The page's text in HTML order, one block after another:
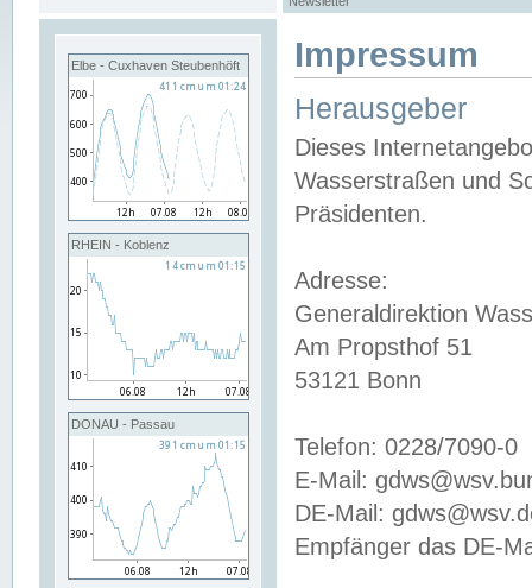
Elbe - Cuxhaven Steubenhöft
RHEIN - Koblenz
DONAU - Passau
Impressum
Herausgeber
Dieses
Wasserstraßen und
Präsidenten.
Adresse:
Generaldirektion
Am Propsthof 51
53121 Bonn
Telefon: 0228/7090-0
E-Mail:
DE-Mail:
Empfänger das DE-